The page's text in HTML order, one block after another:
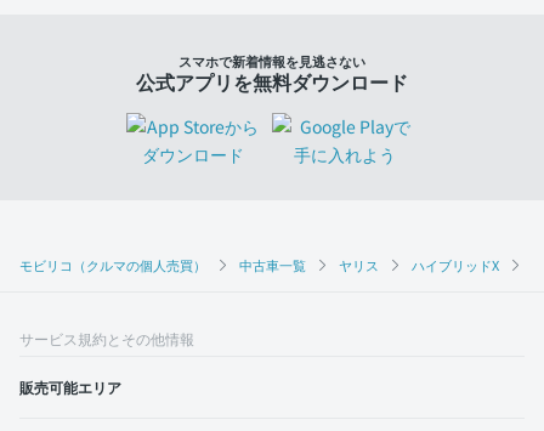
モビリコ（クルマの個人売買） 中古車一覧 ヤリス ハイブリッドX
スマホで新着情報を見逃さない
公式アプリを無料ダウンロード
サービス規約とその他情報
販売可能エリア